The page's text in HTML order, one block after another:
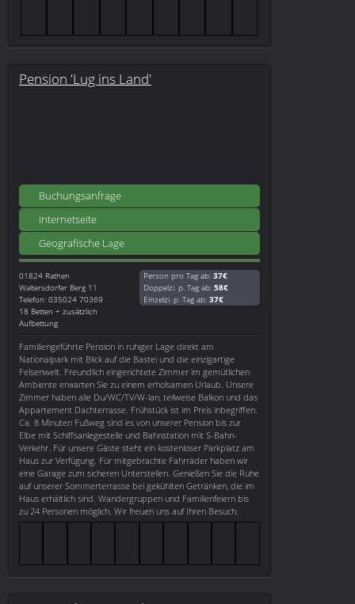
Pension 'Lug ins Land'
Buchungsanfrage
Internetseite
Geografische Lage
01824 Rathen
Waltersdorfer Berg 11
Telefon: 035024 70369
18 Betten + zusätzlich
Aufbettung
Person pro Tag ab: 37€
Doppelzi. p. Tag ab: 58€
Einzelzi. p. Tag ab: 37€
Familiengeführte Pension in ruhiger Lage direkt am
Nationalpark mit Blick auf die Bastei und die einzigartige
Felsenwelt. Freundlich eingerichtete Zimmer im gemütlichen
Ambiente erwarten Sie zu einem erholsamen Urlaub. Unsere
Zimmer haben alle Du/WC/TV/W-lan, teilweise Balkon und das
Appartement Dachterrasse. Frühstück ist im Preis inbegriffen.
Ca. 8 Minuten Fußweg sind es von unserer Pension bis zur
Elbe mit Schiffsanlegestelle und Bahnstation mit S-Bahn-
Verkehr. Für unsere Gäste steht ein kostenloser Parkplatz am
Haus zur Verfügung. Für mitgebrachte Fahrräder haben wir
eine Garage zum sicheren Unterstellen. Genießen Sie die Ruhe
auf unserer Sommerterrasse bei gekühlten Getränken, die im
Haus erhältlich sind. Wandergruppen und Familienfeiern bis
zu 24 Personen möglich. Wir freuen uns auf Ihren Besuch.